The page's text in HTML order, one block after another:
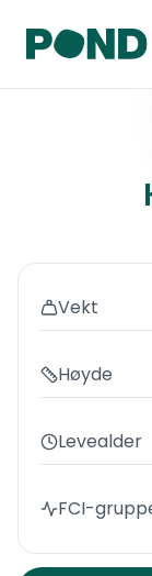
Vekt
Høyde
Levealder
FCI-